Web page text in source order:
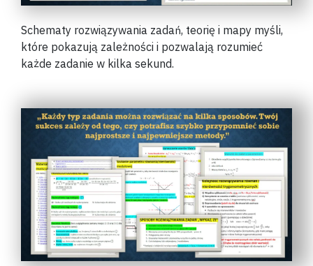
Schematy rozwiązywania zadań, teorię i mapy myśli,
które pokazują zależności i pozwalają rozumieć
każde zadanie w kilka sekund.